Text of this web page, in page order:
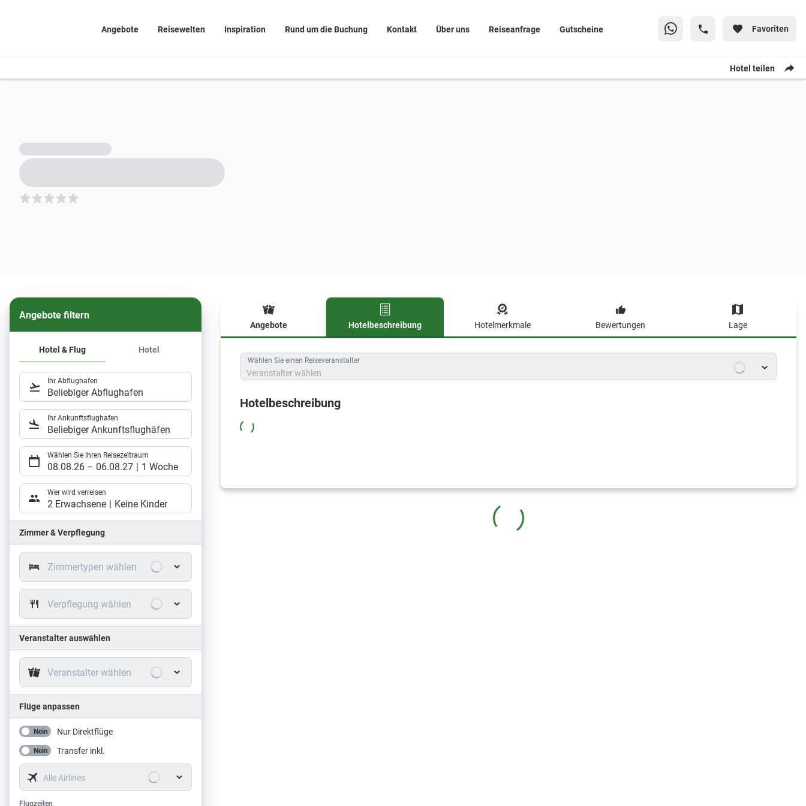
Angebote Reisewelten Inspiration Rund um die Buchung Kontakt Über uns Reiseanfrage Gutscheine Favoriten
Hotel teilen
5
Angebote filtern
Hotel & Flug Hotel
Ihr Abflughafen
Beliebiger Abflughafen
Ihr Ankunftsflughafen
Beliebiger Ankunftsflughäfen
Wählen Sie Ihren Reisezeitraum
08.08.26 – 06.08.27 1 Woche
Wer wird verreisen
2 Erwachsene Keine Kinder
Zimmer & Verpflegung
Zimmertypen wählen
Verpflegung wählen
Veranstalter auswählen
Veranstalter wählen
Flüge anpassen
Nein Nur Direktflüge
Nein Transfer inkl.
Alle Airlines
Flugzeiten
Flugzeiten
Angebote Hotelbeschreibung Hotelmerkmale Bewertungen Lage
Hotelbeschreibung
Wählen Sie einen Reiseveranstalter
Veranstalter wählen
Hotelbeschreibung